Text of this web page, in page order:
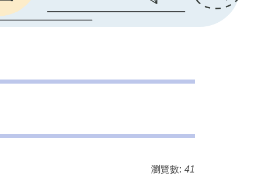
瀏覽數: 41